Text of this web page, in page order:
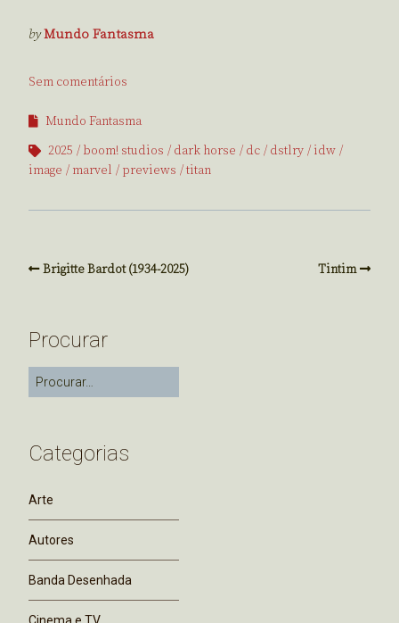
byMundo Fantasma
Sem comentários
Mundo Fantasma
2025
boom! studios dark horse dc dstlry
idw
image
marvel previews titan
Brigitte Bardot (1934-2025) Tintim
Procurar
Categorias
Arte
Autores
Banda Desenhada
Cinema e TV